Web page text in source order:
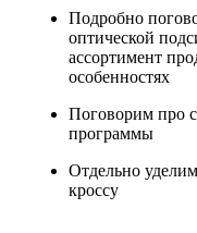
Подробно
оптической
ассортимент
особенностях
Поговорим про
программы
Отдельно
кроссу